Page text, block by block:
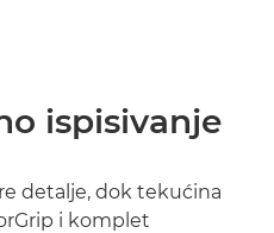
ispisivanje
detalje, dok tekućina
i komplet